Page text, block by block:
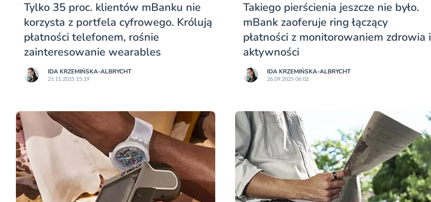
Tylko 35 proc. klientów mBanku nie
korzysta z portfela cyfrowego. Królują
płatności telefonem, rośnie
zainteresowanie wearables
IDA KRZEMIŃSKA-ALBRYCHT
21.11.2025 15:19
Takiego pierścienia jeszcze nie było.
mBank zaoferuje ring łączący
płatności z monitorowaniem zdrowia i
aktywności
IDA KRZEMIŃSKA-ALBRYCHT
26.09.2025 06:02